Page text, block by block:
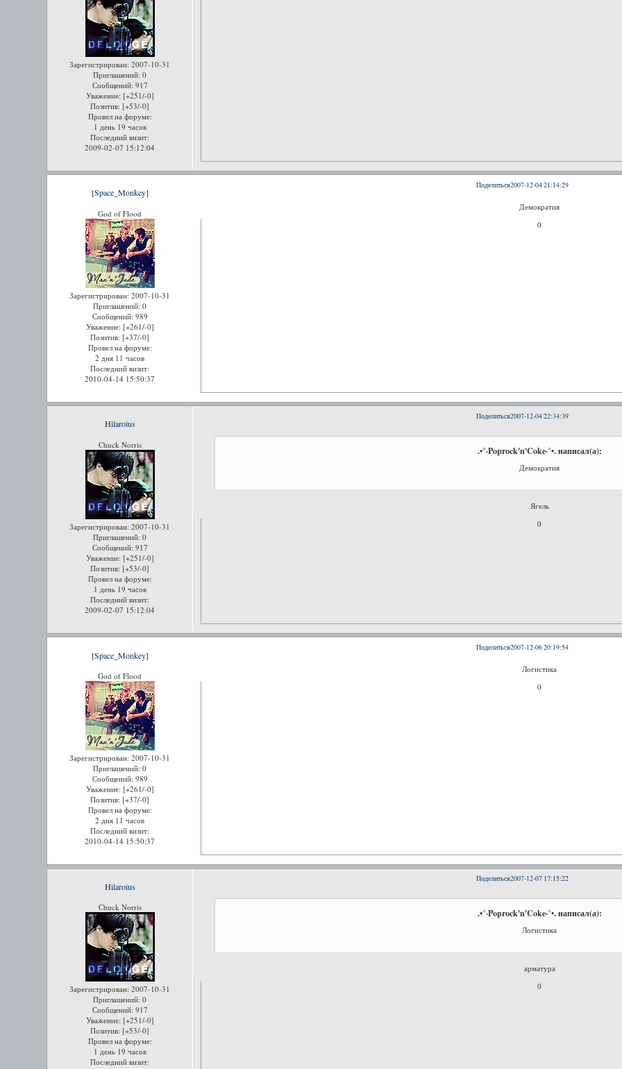
Зарегистрирован: 2007-10-31
Приглашений: 0
Сообщений: 917
Уважение: [+251/-0]
Позитив: [+53/-0]
Провел на форуме:
1 день 19 часов
Последний визит:
2009-02-07 15:12:04
Поделиться2007-12-04 21:14:29
[Space_Monkey]
God of Flood
Зарегистрирован: 2007-10-31
Приглашений: 0
Сообщений: 989
Уважение: [+261/-0]
Позитив: [+37/-0]
Провел на форуме:
2 дня 11 часов
Последний визит:
2010-04-14 15:50:37
Демократия
0
Поделиться2007-12-04 22:34:39
Hilaroius
Chuck Norris
Зарегистрирован: 2007-10-31
Приглашений: 0
Сообщений: 917
Уважение: [+251/-0]
Позитив: [+53/-0]
Провел на форуме:
1 день 19 часов
Последний визит:
2009-02-07 15:12:04
.•°·Poprock'n'Coke·°•. написал(а):
Демократия
Ягель
0
Поделиться2007-12-06 20:19:54
[Space_Monkey]
God of Flood
Зарегистрирован: 2007-10-31
Приглашений: 0
Сообщений: 989
Уважение: [+261/-0]
Позитив: [+37/-0]
Провел на форуме:
2 дня 11 часов
Последний визит:
2010-04-14 15:50:37
Логистика
0
Поделиться2007-12-07 17:15:22
Hilaroius
Chuck Norris
Зарегистрирован: 2007-10-31
Приглашений: 0
Сообщений: 917
Уважение: [+251/-0]
Позитив: [+53/-0]
Провел на форуме:
1 день 19 часов
Последний визит:
.•°·Poprock'n'Coke·°•. написал(а):
Логистика
арматура
0